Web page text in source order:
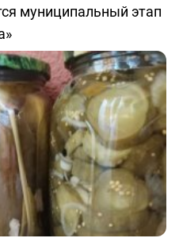
муниципальный этап